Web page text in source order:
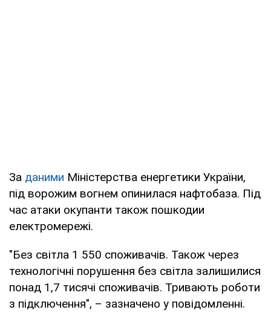
За даними Міністерства енергетики України,
під ворожим вогнем опинилася нафтобаза. Під
час атаки окупанти також пошкодии
електромережі.
"Без світла 1 550 споживачів. Також через
технологічні порушення без світла залишилися
понад 1,7 тисячі споживачів. Тривають роботи
з підключення", – зазначено у повідомленні.